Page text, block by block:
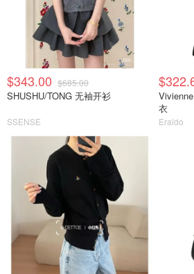
$343.00 $685.00
SHUSHU/TONG 无袖开衫
SSENSE
衣
Eraldo